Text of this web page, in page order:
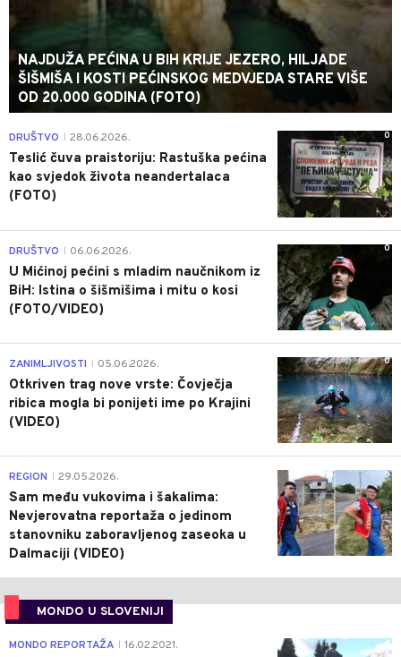
NAJDUŽA PEĆINA U BIH KRIJE JEZERO, HILJADE
ŠIŠMIŠA I KOSTI PEĆINSKOG MEDVJEDA STARE VIŠE
OD 20.000 GODINA (FOTO)
0
DRUŠTVO 28.06.2026.
Teslić čuva praistoriju: Rastuška pećina
kao svjedok života neandertalaca
(FOTO)
0
DRUŠTVO 06.06.2026.
U Mićinoj pećini s mladim naučnikom iz
BiH: Istina o šišmišima i mitu o kosi
(FOTO/VIDEO)
0
ZANIMLJIVOSTI 05.06.2026.
Otkriven trag nove vrste: Čovječja
ribica mogla bi ponijeti ime po Krajini
(VIDEO)
0
REGION 29.05.2026.
Sam među vukovima i šakalima:
Nevjerovatna reportaža o jedinom
stanovniku zaboravljenog zaseoka u
Dalmaciji (VIDEO)
MONDO U SLOVENIJI
4
MONDO REPORTAŽA 16.02.2021.